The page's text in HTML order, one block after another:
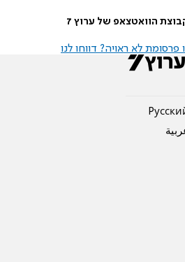
הוואטצאפ של ערוץ 7
לא ראויה? דווחו לנו